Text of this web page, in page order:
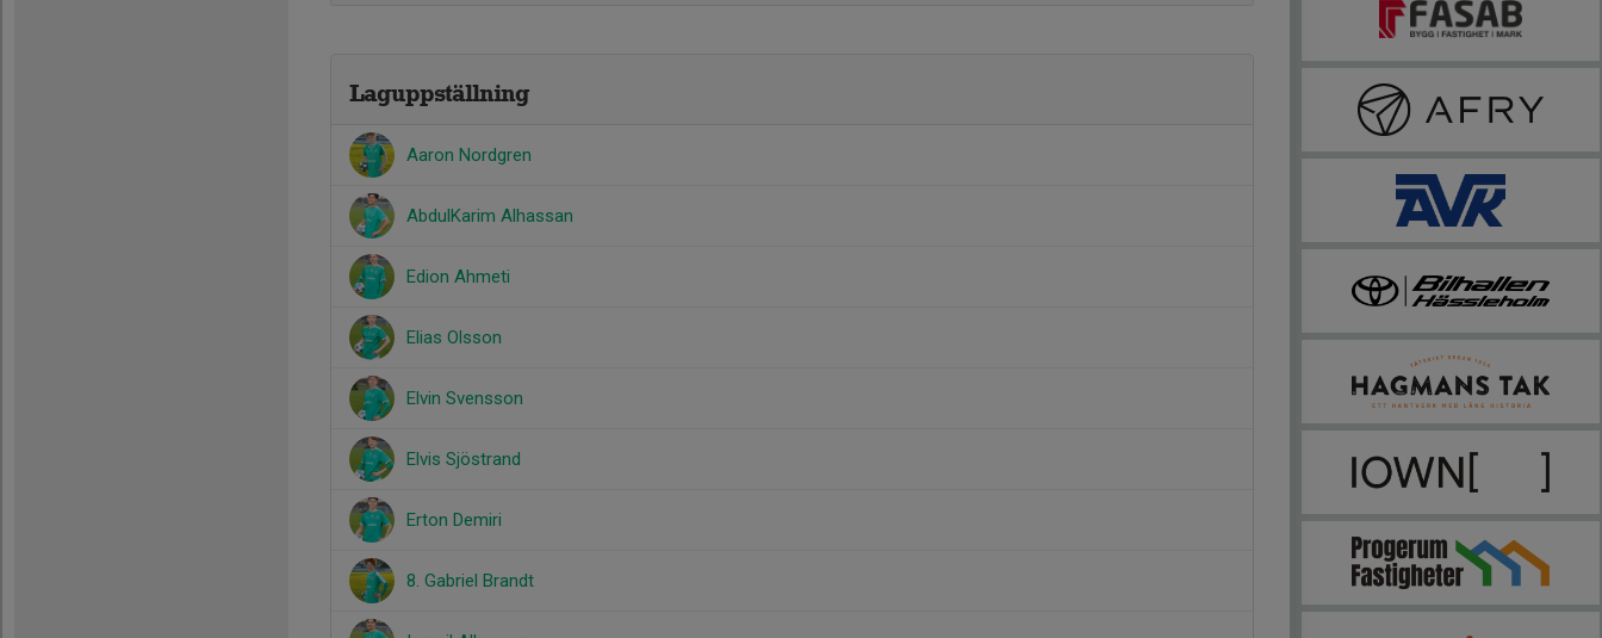
Laguppställning
Aaron Nordgren
AbdulKarim Alhassan
Edion Ahmeti
Elias Olsson
Elvin Svensson
Elvis Sjöstrand
Erton Demiri
8. Gabriel Brandt